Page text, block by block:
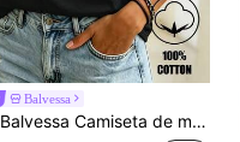
Balvessa
Balvessa Camiseta de manga corta casual y versátil de un solo hombro blanca para mujer